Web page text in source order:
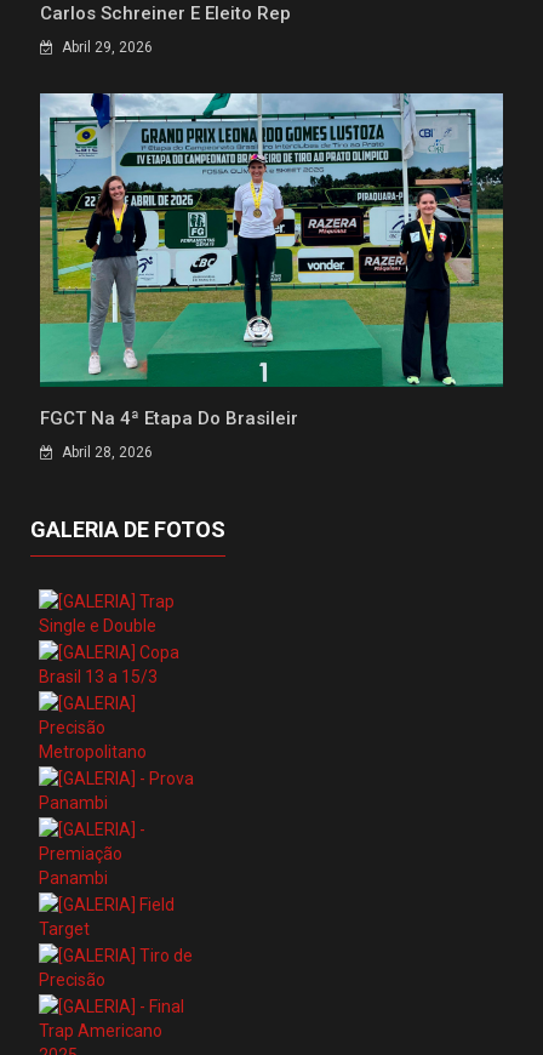
Carlos Schreiner É Eleito Rep
Abril 29, 2026
FGCT Na 4ª Etapa Do Brasileir
Abril 28, 2026
GALERIA DE FOTOS